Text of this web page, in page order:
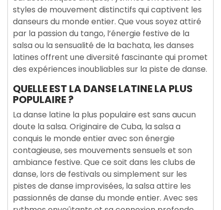
styles de mouvement distinctifs qui captivent les
danseurs du monde entier. Que vous soyez attiré
par la passion du tango, l’énergie festive de la
salsa ou la sensualité de la bachata, les danses
latines offrent une diversité fascinante qui promet
des expériences inoubliables sur la piste de danse.
QUELLE EST LA DANSE LATINE LA PLUS
POPULAIRE ?
La danse latine la plus populaire est sans aucun
doute la salsa. Originaire de Cuba, la salsa a
conquis le monde entier avec son énergie
contagieuse, ses mouvements sensuels et son
ambiance festive. Que ce soit dans les clubs de
danse, lors de festivals ou simplement sur les
pistes de danse improvisées, la salsa attire les
passionnés de danse du monde entier. Avec ses